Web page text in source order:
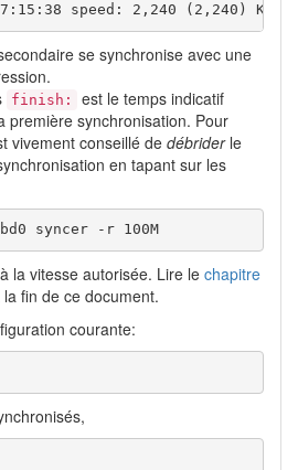
speed: 2,240 (2,240) K/
se synchronise avec une
finish:
est le temps indicatif
première synchronisation. Pour
vivement conseillé de débriderle
en tapant sur les
syncer -r 100M
la vitesse autorisée. Lire le chapitre
fin de ce document.
courante: